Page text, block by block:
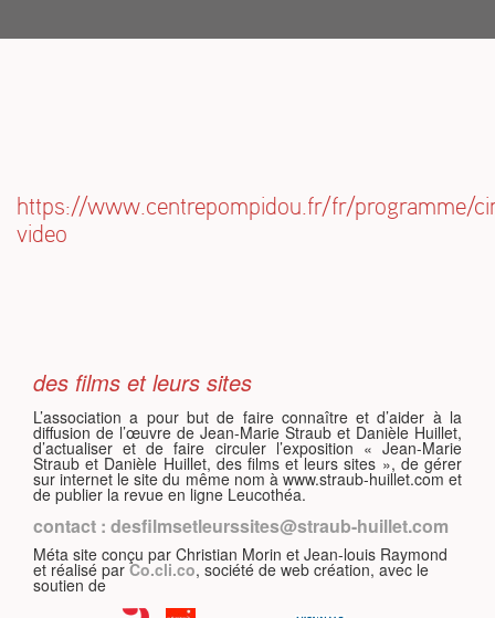
https://www.centrepompidou.fr/fr/programme/
video
des films et leurs sites
L’association a pour but de faire connaître et d’aider à la
diffusion de l’œuvre de Jean-Marie Straub et Danièle Huillet,
d’actualiser et de faire circuler l’exposition « Jean-Marie
Straub et Danièle Huillet, des films et leurs sites », de gérer
sur internet le site du même nom à www.straub-huillet.com et
de publier la revue en ligne Leucothéa.
contact : desfilmsetleurssites@straub-huillet.com
Méta site conçu par Christian Morin et Jean-louis Raymond
et réalisé par Co.cli.co, société de web création, avec le
soutien de